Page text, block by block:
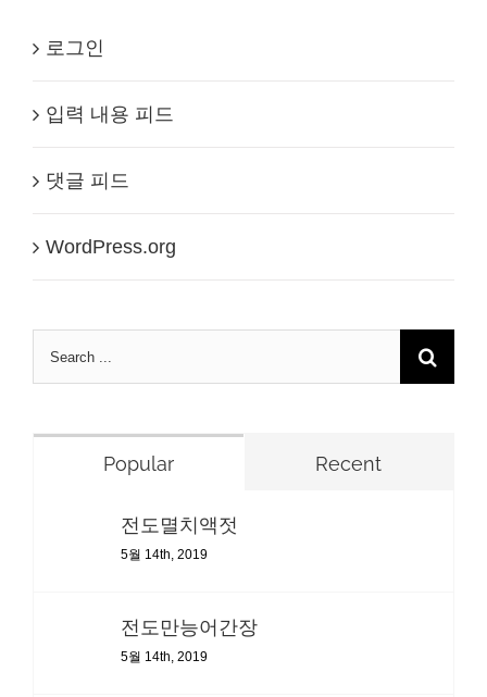
로그인
입력 내용 피드
댓글 피드
WordPress.org
Search
Popular Recent
전도멸치액젓
5월 14th, 2019
전도만능어간장
5월 14th, 2019